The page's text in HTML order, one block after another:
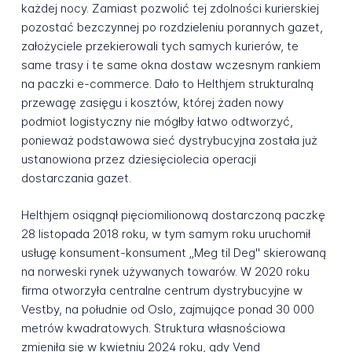
każdej nocy. Zamiast pozwolić tej zdolności kurierskiej
pozostać bezczynnej po rozdzieleniu porannych gazet,
założyciele przekierowali tych samych kurierów, te
same trasy i te same okna dostaw wczesnym rankiem
na paczki e-commerce. Dało to Helthjem strukturalną
przewagę zasięgu i kosztów, której żaden nowy
podmiot logistyczny nie mógłby łatwo odtworzyć,
ponieważ podstawowa sieć dystrybucyjna została już
ustanowiona przez dziesięciolecia operacji
dostarczania gazet.
Helthjem osiągnął pięciomilionową dostarczoną paczkę
28 listopada 2018 roku, w tym samym roku uruchomił
usługę konsument-konsument „Meg til Deg" skierowaną
na norweski rynek używanych towarów. W 2020 roku
firma otworzyła centralne centrum dystrybucyjne w
Vestby, na południe od Oslo, zajmujące ponad 30 000
metrów kwadratowych. Struktura własnościowa
zmieniła się w kwietniu 2024 roku, gdy Vend